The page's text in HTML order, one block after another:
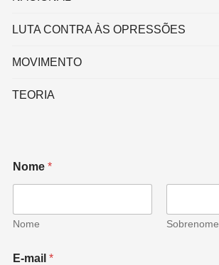
LUTA CONTRA ÀS OPRESSÕES
MOVIMENTO
TEORIA
Nome*
Nome Sobrenome
E-mail*